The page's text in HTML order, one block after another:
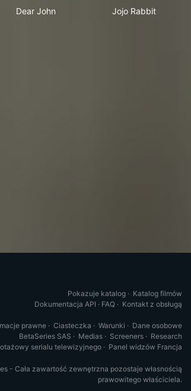
Dear John
Jojo Rabbit
Pokazuje katalog · Katalog filmów
Dokumentacja API · FAQ · Kontakt z obsługą
prawne · Ciasteczka · Warunki · Dane osobowe
BetaSeries SAS · Medias · Screeners · Research
serialu telewizyjnego · Panel widzów Francja
- Cała zawartość zewnętrzna pozostaje własnością
prawowitego właściciela.